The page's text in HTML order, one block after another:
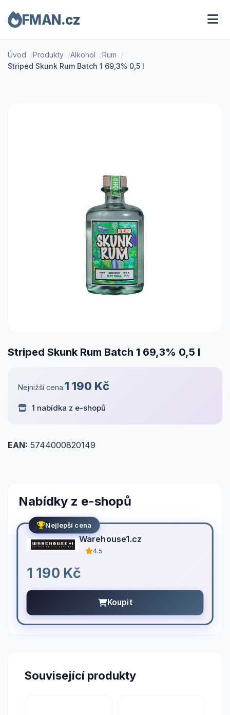
FMAN.cz
Úvod Produkty Alkohol
Rum
Striped Skunk Rum Batch 1 69,3% 0,5 l
Striped Skunk Rum Batch 1 69,3% 0,5 l
Nejnižší cena:1 190 Kč
1 nabídka z e-shopů
EAN: 5744000820149
Nabídky z e-shopů
Nejlepší cena
Warehouse1.cz
4.5
1 190 Kč
Koupit
Související produkty